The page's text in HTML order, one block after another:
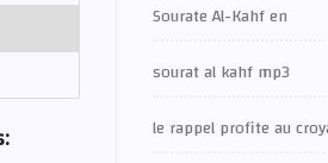
Sourate Al-Kahf en
sourat al kahf mp3
le rappel profite au